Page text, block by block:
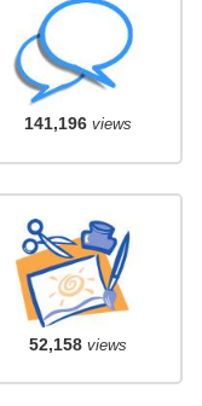
141,196views
52,158views